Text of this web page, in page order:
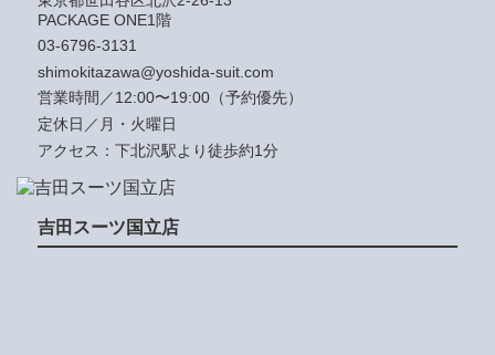
PACKAGE ONE1階
03-6796-3131
shimokitazawa@yoshida-suit.com
営業時間／12:00〜19:00（予約優先）
定休日／月・火曜日
アクセス：下北沢駅より徒歩約1分
吉田スーツ国立店